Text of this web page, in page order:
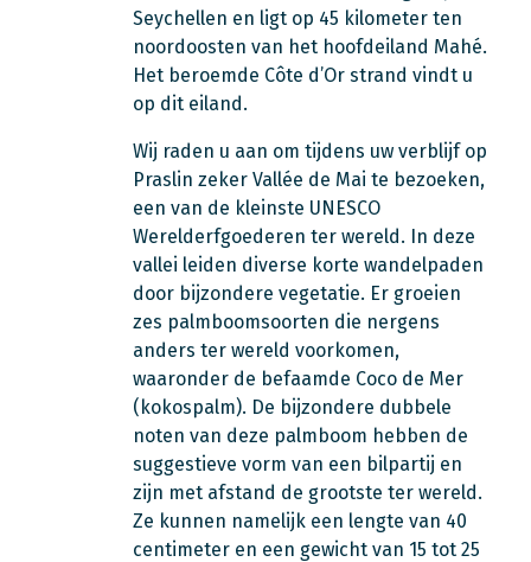
Seychellen en ligt op 45 kilometer ten
noordoosten van het hoofdeiland Mahé.
Het beroemde Côte d’Or strand vindt u
op dit eiland.
Wij raden u aan om tijdens uw verblijf op
Praslin zeker Vallée de Mai te bezoeken,
een van de kleinste UNESCO
Werelderfgoederen ter wereld. In deze
vallei leiden diverse korte wandelpaden
door bijzondere vegetatie. Er groeien
zes palmboomsoorten die nergens
anders ter wereld voorkomen,
waaronder de befaamde Coco de Mer
(kokospalm). De bijzondere dubbele
noten van deze palmboom hebben de
suggestieve vorm van een bilpartij en
zijn met afstand de grootste ter wereld.
Ze kunnen namelijk een lengte van 40
centimeter en een gewicht van 15 tot 25